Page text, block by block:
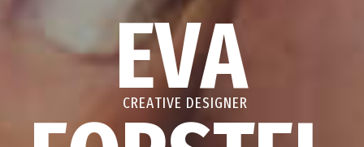
EVA
CREATIVE DESIGNER